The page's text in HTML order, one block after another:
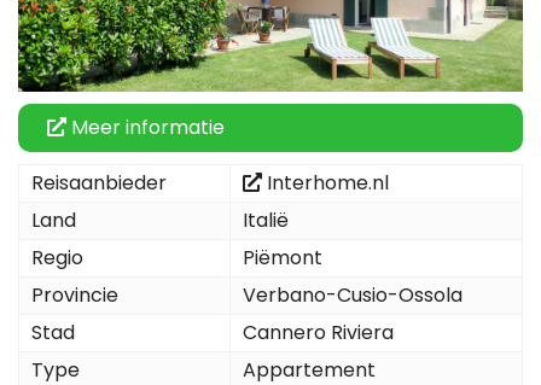
Meer informatie
Reisaanbieder
Interhome.nl
Land
Italië
Regio
Piëmont
Provincie
Verbano-Cusio-Ossola
Stad
Cannero Riviera
Type
Appartement